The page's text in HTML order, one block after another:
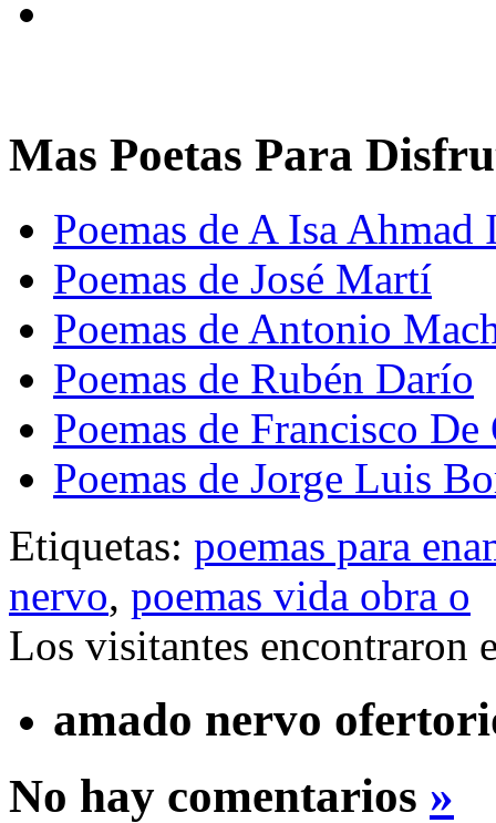
Mas Poetas Para
Poemas de A Isa
Poemas de José Martí
Poemas de Antonio
Poemas de Rubén Darío
Poemas de Francisco De
Poemas de Jorge Luis
Etiquetas: poemas para
nervo, poemas vida obra o
Los visitantes encontraron
amado nervo
No hay comentarios »